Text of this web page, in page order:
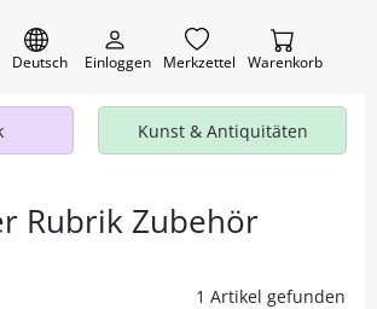
Deutsch Einloggen Merkzettel Warenkorb
Kunst & Antiquitäten
Rubrik Zubehör
1 Artikel gefunden